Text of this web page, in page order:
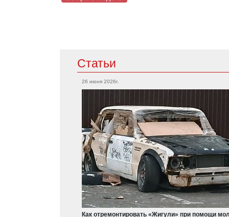
Acura
Cadillac
Escalade
CX-5
MX-5
Mazda 6
Mercedes
CLA-Класс
A-Класс
CL-Класс
Статьи
26 июня 2026г.
Как отремонтировать «Жигули» при помощи